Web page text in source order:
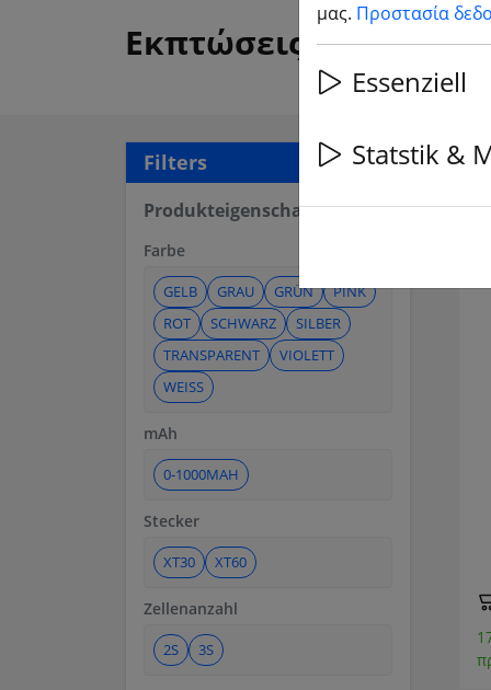
Εκπτώσεις - Πολλά
Filters
Produkteigenschaften
Farbe
GELB GRAU GRÜN
PINK
ROT
SCHWARZ
SILBER
TRANSPARENT
VIOLETT
WEISS
mAh
0-1000MAH
Stecker
XT30 XT60
Zellenanzahl
2S 3S
μας. Προστασία
Essenziell
Statstik &